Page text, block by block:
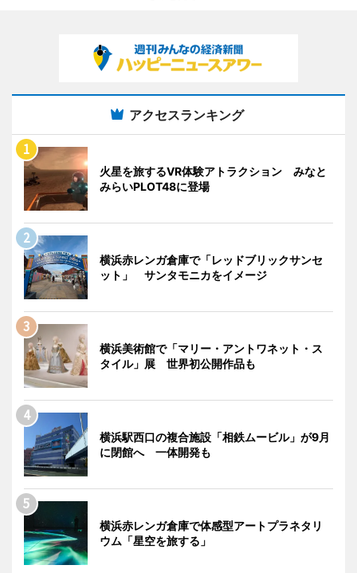
アクセスランキング
火星を旅するVR体験アトラクション みなと
みらいPLOT48に登場
横浜赤レンガ倉庫で「レッドブリックサンセ
ット」 サンタモニカをイメージ
横浜美術館で「マリー・アントワネット・ス
タイル」展 世界初公開作品も
横浜駅西口の複合施設「相鉄ムービル」が9月
に閉館へ 一体開発も
横浜赤レンガ倉庫で体感型アートプラネタリ
ウム「星空を旅する」